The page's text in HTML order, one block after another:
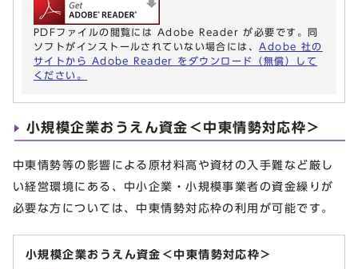
PDFファイルの閲覧には Adobe Reader が必要です。同
ソフトがインストールされていない場合には、 Adobe 社の
サイトから Adobe Reader をダウンロード（無償）して
ください。
小規模企業おうえん資金＜中東情勢対応枠＞
中東情勢等の影響による原材料高や資材の入手難など厳し
い経営環境にある、中小企業・小規模事業者の資金繰りが
必要な方については、中東情勢対応枠の利用が可能です。
小規模企業おうえん資金＜中東情勢対応枠＞